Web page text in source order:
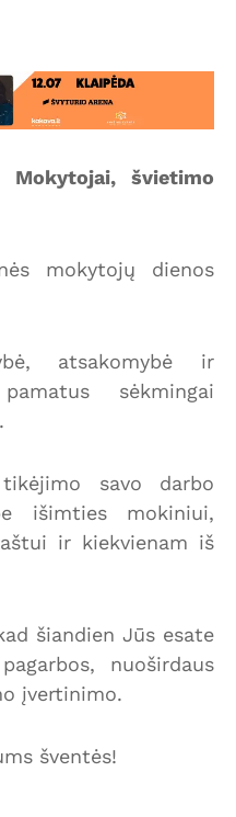
Mokytojai, švietimo
mokytojų dienos
atsakomybė ir
sėkmingai
savo darbo
išimties mokiniui,
ir kiekvienam iš
šiandien Jūs esate
nuoširdaus
įvertinimo.
šventės!